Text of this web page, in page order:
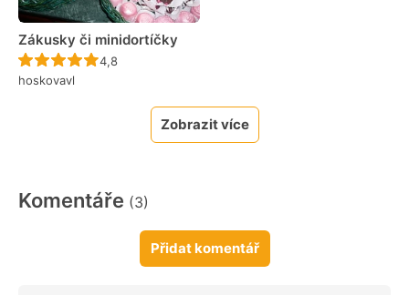
Zákusky či minidortíčky
Recept ještě nebyl hodnocen
4,8
hoskovavl
Zobrazit více
Komentáře (3)
Přidat komentář